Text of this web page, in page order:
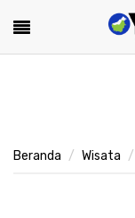
Beranda Wisata